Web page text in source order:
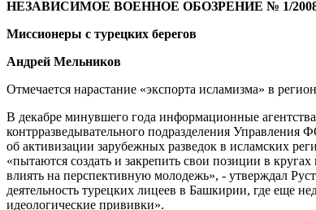
НЕЗАВИСИМОЕ ВОЕННОЕ ОБОЗРЕНИЕ № 1/2008
Миссионеры с турецких берегов
Андрей Мельников
Отмечается нарастание «экспорта исламизма» в
В декабре минувшего года информационные
контрразведывательного подразделения
об активизации зарубежных разведок в исламских
«пытаются создать и закрепить свои позиции в
влиять на перспективную молодежь», - утверждал
деятельность турецких лицеев в Башкирии, где еще
идеологические прививки».